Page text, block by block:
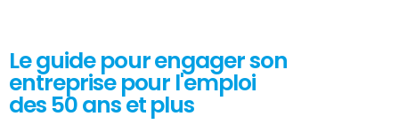
Le guide pour engager son
entreprise pour l'emploi
des 50 ans et plus